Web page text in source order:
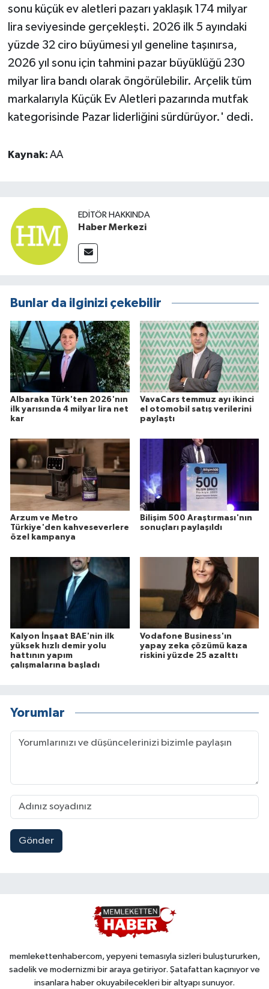
sonu küçük ev aletleri pazarı yaklaşık 174 milyar
lira seviyesinde gerçekleşti. 2026 ilk 5 ayındaki
yüzde 32 ciro büyümesi yıl geneline taşınırsa,
2026 yıl sonu için tahmini pazar büyüklüğü 230
milyar lira bandı olarak öngörülebilir. Arçelik tüm
markalarıyla Küçük Ev Aletleri pazarında mutfak
kategorisinde Pazar liderliğini sürdürüyor.' dedi.
Kaynak: AA
EDITÖR HAKKINDA
Haber Merkezi
Bunlar da ilginizi çekebilir
Albaraka Türk'ten 2026'nın
ilk yarısında 4 milyar lira net
kar
VavaCars temmuz ayı ikinci
el otomobil satış verilerini
paylaştı
Arzum ve Metro
Türkiye'den kahveseverlere
özel kampanya
Bilişim 500 Araştırması'nın
sonuçları paylaşıldı
Kalyon İnşaat BAE'nin ilk
yüksek hızlı demir yolu
hattının yapım
çalışmalarına başladı
Vodafone Business'ın
yapay zeka çözümü kaza
riskini yüzde 25 azalttı
Yorumlar
Gönder
memlekettenhabercom, yepyeni temasıyla sizleri buluştururken,
sadelik ve modernizmi bir araya getiriyor. Şatafattan kaçınıyor ve
insanlara haber okuyabilecekleri bir altyapı sunuyor.